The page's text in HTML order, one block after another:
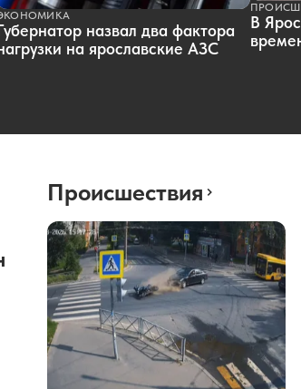
назвал два фактора
на ярославские АЗС
В
Происшествия